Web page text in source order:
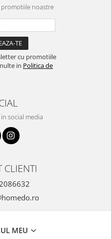
noastre
cu promotiile
in Politica de
social media
CLIENTI
MEU